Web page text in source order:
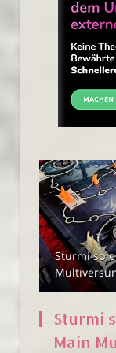
Sturmi
Sturmi
Main